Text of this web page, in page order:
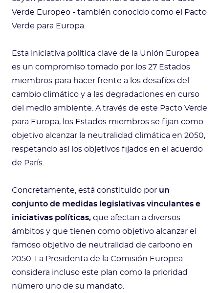
Verde Europeo - también conocido como el Pacto
Verde para Europa.
Esta iniciativa política clave de la Unión Europea
es un compromiso tomado por los 27 Estados
miembros para hacer frente a los desafíos del
cambio climático y a las degradaciones en curso
del medio ambiente. A través de este Pacto Verde
para Europa, los Estados miembros se fijan como
objetivo alcanzar la neutralidad climática en 2050,
respetando así los objetivos fijados en el acuerdo
de París.
Concretamente, está constituido por un
conjunto de medidas legislativas vinculantes e
iniciativas políticas, que afectan a diversos
ámbitos y que tienen como objetivo alcanzar el
famoso objetivo de neutralidad de carbono en
2050. La Presidenta de la Comisión Europea
considera incluso este plan como la prioridad
número uno de su mandato.